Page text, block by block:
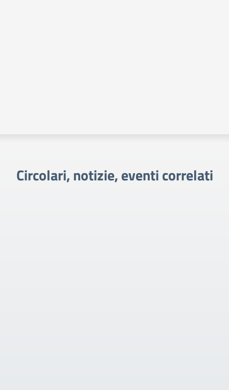
Circolari, notizie, eventi correlati